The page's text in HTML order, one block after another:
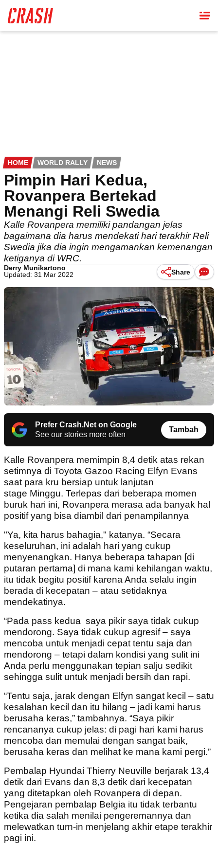
main
content
HOME WORLD RALLY NEWS
Pimpin Hari Kedua,
Rovanpera Bertekad
Menangi Reli Swedia
Kalle Rovanpera memiliki pandangan jelas
bagaimana dia harus mendekati hari terakhir Reli
Swedia jika dia ingin mengamankan kemenangan
ketiganya di WRC.
Derry Munikartono
Updated: 31 Mar 2022
Share
Prefer Crash.Net on Google
See our stories more often
Tambah
Kalle Rovanpera memimpin 8,4 detik atas rekan
setimnya di Toyota Gazoo Racing Elfyn Evans
saat para kru bersiap untuk lanjutan
stage Minggu. Terlepas dari beberapa momen
buruk hari ini, Rovanpera merasa ada banyak hal
positif yang bisa diambil dari penampilannya
"Ya, kita harus bahagia," katanya. “Secara
keseluruhan, ini adalah hari yang cukup
menyenangkan. Hanya beberapa tahapan [di
putaran pertama] di mana kami kehilangan waktu,
itu tidak begitu positif karena Anda selalu ingin
berada di kecepatan – atau setidaknya
mendekatinya.
“Pada pass kedua saya pikir saya tidak cukup
mendorong. Saya tidak cukup agresif – saya
mencoba untuk menjadi cepat tentu saja dan
mendorong – tetapi dalam kondisi yang sulit ini
Anda perlu menggunakan tepian salju sedikit
sehingga sulit untuk menjadi bersih dan rapi.
“Tentu saja, jarak dengan Elfyn sangat kecil – satu
kesalahan kecil dan itu hilang – jadi kami harus
berusaha keras,” tambahnya. “Saya pikir
rencananya cukup jelas: di pagi hari kami harus
mencoba dan memulai dengan sangat baik,
berusaha keras dan melihat ke mana kami pergi.”
Pembalap Hyundai Thierry Neuville berjarak 13,4
detik dari Evans dan 8,3 detik dari kecepatan
yang ditetapkan oleh Rovanpera di depan.
Pengejaran pembalap Belgia itu tidak terbantu
ketika dia salah menilai pengeremannya dan
melewatkan turn-in menjelang akhir etape terakhir
pagi ini.